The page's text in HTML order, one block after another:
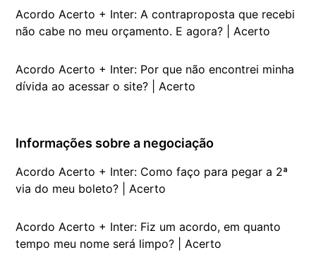
Acordo Acerto + Inter: A contraproposta que recebi
não cabe no meu orçamento. E agora? | Acerto
Acordo Acerto + Inter: Por que não encontrei minha
dívida ao acessar o site? | Acerto
Informações sobre a negociação
Acordo Acerto + Inter: Como faço para pegar a 2ª
via do meu boleto? | Acerto
Acordo Acerto + Inter: Fiz um acordo, em quanto
tempo meu nome será limpo? | Acerto